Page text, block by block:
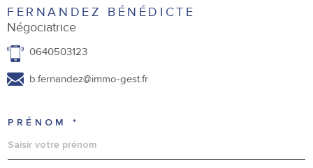
FERNANDEZ BÉNÉDICTE
Négociatrice
0640503123
b.fernandez@immo-gest.fr
PRÉNOM *